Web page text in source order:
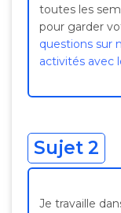
toutes les
pour garder
questions sur
activités avec
Sujet 2
Je travaille